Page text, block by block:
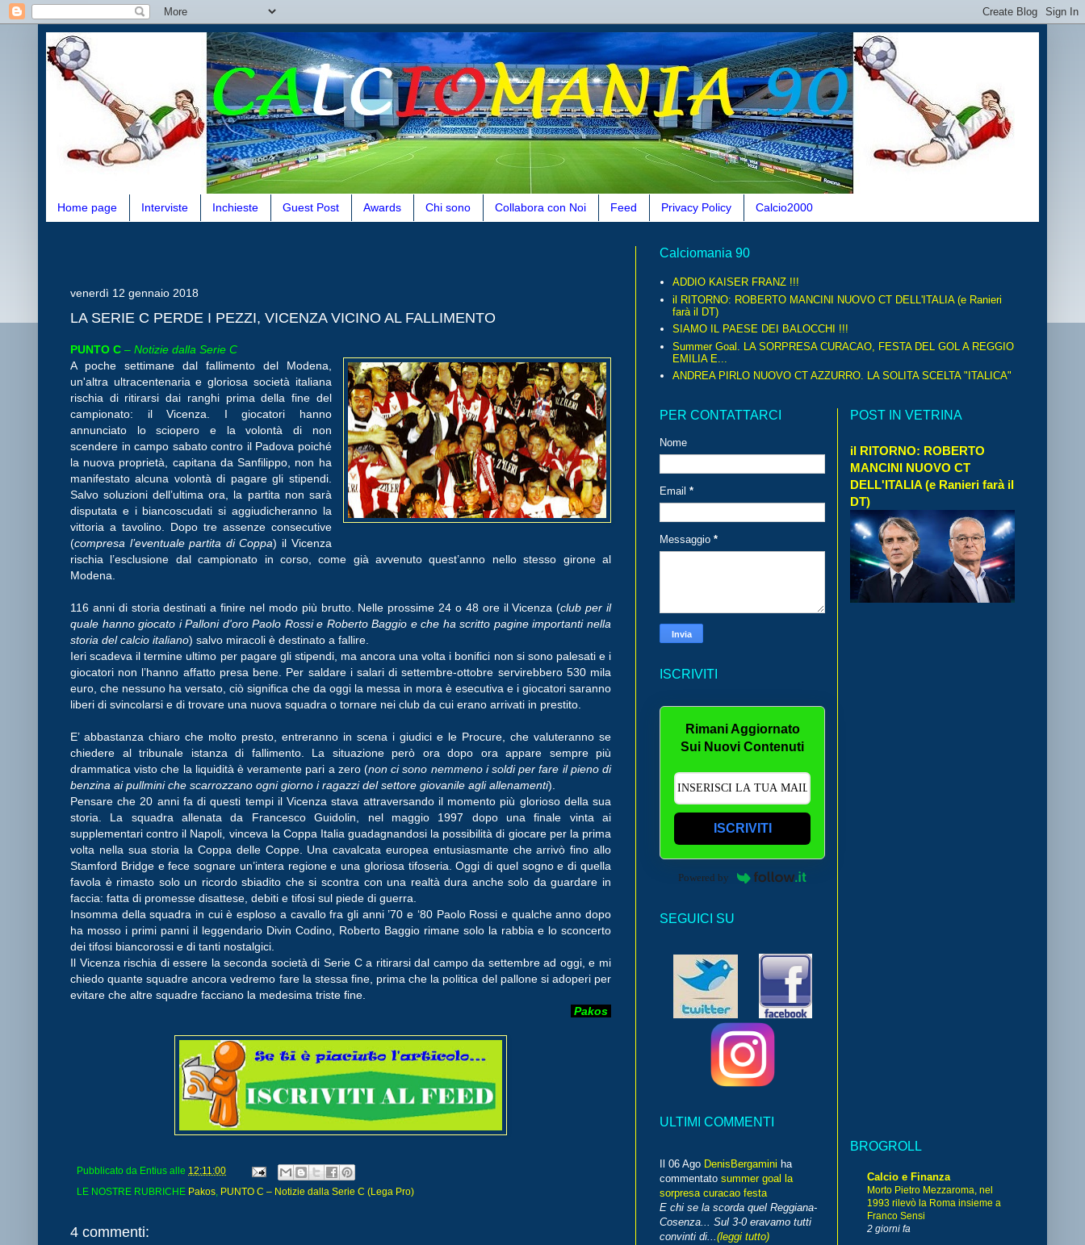
Home page Interviste Inchieste Guest Post Awards Chi sono Collabora con Noi Feed Privacy Policy Calcio2000
venerdì 12 gennaio 2018
LA SERIE C PERDE I PEZZI, VICENZA VICINO AL FALLIMENTO
PUNTO C – Notizie dalla Serie C
A poche settimane dal fallimento del Modena,
un'altra ultracentenaria e gloriosa società italiana
rischia di ritirarsi dai ranghi prima della fine del
campionato: il Vicenza. I giocatori hanno
annunciato lo sciopero e la volontà di non
scendere in campo sabato contro il Padova poiché
la nuova proprietà, capitana da Sanfilippo, non ha
manifestato alcuna volontà di pagare gli stipendi.
Salvo soluzioni dell’ultima ora, la partita non sarà
disputata e i biancoscudati si aggiudicheranno la
vittoria a tavolino. Dopo tre assenze consecutive
(compresa l’eventuale partita di Coppa) il Vicenza
rischia l’esclusione dal campionato in corso, come già avvenuto quest’anno nello stesso girone al
Modena.
116 anni di storia destinati a finire nel modo più brutto. Nelle prossime 24 o 48 ore il Vicenza (club per il
quale hanno giocato i Palloni d'oro Paolo Rossi e Roberto Baggio e che ha scritto pagine importanti nella
storia del calcio italiano) salvo miracoli è destinato a fallire.
Ieri scadeva il termine ultimo per pagare gli stipendi, ma ancora una volta i bonifici non si sono palesati e i
giocatori non l’hanno affatto presa bene. Per saldare i salari di settembre-ottobre servirebbero 530 mila
euro, che nessuno ha versato, ciò significa che da oggi la messa in mora è esecutiva e i giocatori saranno
liberi di svincolarsi e di trovare una nuova squadra o tornare nei club da cui erano arrivati in prestito.
E’ abbastanza chiaro che molto presto, entreranno in scena i giudici e le Procure, che valuteranno se
chiedere al tribunale istanza di fallimento. La situazione però ora dopo ora appare sempre più
drammatica visto che la liquidità è veramente pari a zero (non ci sono nemmeno i soldi per fare il pieno di
benzina ai pullmini che scarrozzano ogni giorno i ragazzi del settore giovanile agli allenamenti).
Pensare che 20 anni fa di questi tempi il Vicenza stava attraversando il momento più glorioso della sua
storia. La squadra allenata da Francesco Guidolin, nel maggio 1997 dopo una finale vinta ai
supplementari contro il Napoli, vinceva la Coppa Italia guadagnandosi la possibilità di giocare per la prima
volta nella sua storia la Coppa delle Coppe. Una cavalcata europea entusiasmante che arrivò fino allo
Stamford Bridge e fece sognare un’intera regione e una gloriosa tifoseria. Oggi di quel sogno e di quella
favola è rimasto solo un ricordo sbiadito che si scontra con una realtà dura anche solo da guardare in
faccia: fatta di promesse disattese, debiti e tifosi sul piede di guerra.
Insomma della squadra in cui è esploso a cavallo fra gli anni ’70 e ‘80 Paolo Rossi e qualche anno dopo
ha mosso i primi panni il leggendario Divin Codino, Roberto Baggio rimane solo la rabbia e lo sconcerto
dei tifosi biancorossi e di tanti nostalgici.
Il Vicenza rischia di essere la seconda società di Serie C a ritirarsi dal campo da settembre ad oggi, e mi
chiedo quante squadre ancora vedremo fare la stessa fine, prima che la politica del pallone si adoperi per
evitare che altre squadre facciano la medesima triste fine.
Pakos
Pubblicato da Entius alle 12:11:00
LE NOSTRE RUBRICHE Pakos PUNTO C – Notizie dalla Serie C (Lega Pro)
4 commenti:
Calciomania 90
ADDIO KAISER FRANZ !!!
il RITORNO: ROBERTO MANCINI NUOVO CT DELL'ITALIA (e Ranieri
farà il DT)
SIAMO IL PAESE DEI BALOCCHI !!!
Summer Goal. LA SORPRESA CURACAO, FESTA DEL GOL A REGGIO
EMILIA E...
ANDREA PIRLO NUOVO CT AZZURRO. LA SOLITA SCELTA "ITALICA"
PER CONTATTARCI
Nome
Email *
Messaggio *
ISCRIVITI
Rimani Aggiornato
Sui Nuovi Contenuti
ISCRIVITI
Powered by
SEGUICI SU
ULTIMI COMMENTI
Il 06 Ago DenisBergamini ha
commentato summer goal la
sorpresa curacao festa
E chi se la scorda quel Reggiana-
Cosenza... Sul 3-0 eravamo tutti
convinti di...(leggi tutto)
POST IN VETRINA
il RITORNO: ROBERTO
MANCINI NUOVO CT
DELL'ITALIA (e Ranieri farà il
DT)
BROGROLL
Calcio e Finanza
Morto Pietro Mezzaroma, nel
1993 rilevò la Roma insieme a
Franco Sensi
2 giorni fa